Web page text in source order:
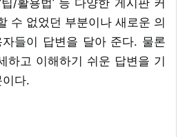
수 없었던 부분이나 새로운 의
들이 답변을 달아 준다. 물론
하고 이해하기 쉬운 답변을 기
이다.